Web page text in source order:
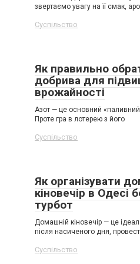
звертаємо увагу на її смак,
Суспільство
Як правильно
добрива для
врожайності
Азот — це основний
Проте гра в лотерею з його
Суспільство
Як організувати
кіновечір в Одесі
турбот
Домашній кіновечір — це
після насиченого дня,
Суспільство